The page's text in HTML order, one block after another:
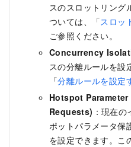
スのスロットリング
ついては、「スロッ
ご参照ください。
Concurrency
スの分離ルールを設
「分離ルールを設定
Hotspot
Requests) ：現在
ポットパラメータ保
を設定できます。こ